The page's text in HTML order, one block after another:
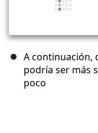
A continuación,
podría ser más
poco